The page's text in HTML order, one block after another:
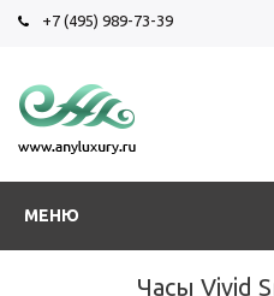
+7 (495) 989-73-39
МЕНЮ
Часы Vivid